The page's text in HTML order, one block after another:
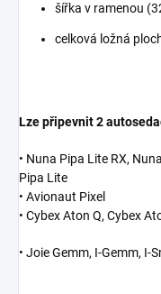
šířka v ramenou
celková ložná
Lze připevnit 2
• Nuna Pipa Lite RX,
Pipa Lite
• Avionaut Pixel
• Cybex Aton Q, Cybex
• Joie Gemm, I-Gemm, I-